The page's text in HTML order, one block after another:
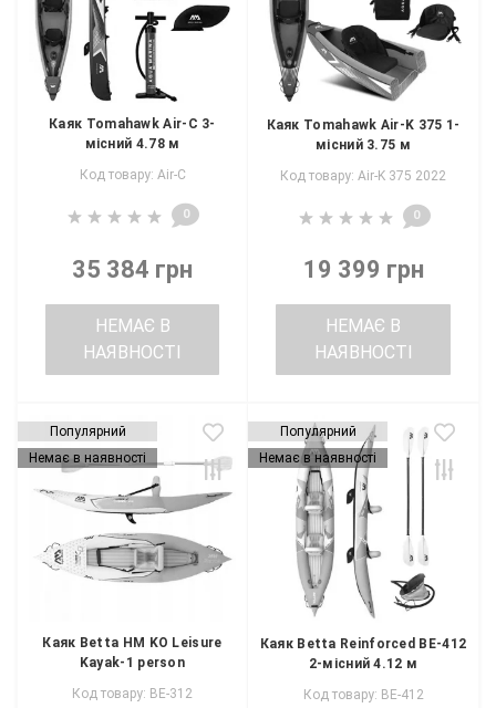
Каяк Tomahawk Air-C 3-
місний 4.78 м
Код товару: Air-C
0
35 384 грн
НЕМАЄ В
НАЯВНОСТІ
Каяк Tomahawk Air-K 375 1-
місний 3.75 м
Код товару: Air-K 375 2022
0
19 399 грн
НЕМАЄ В
НАЯВНОСТІ
Популярний
Немає в наявності
Каяк Betta HM KO Leisure
Kayak-1 person
Код товару: BE-312
Популярний
Немає в наявності
Каяк Betta Reinforced BE-412
2-місний 4.12 м
Код товару: BE-412